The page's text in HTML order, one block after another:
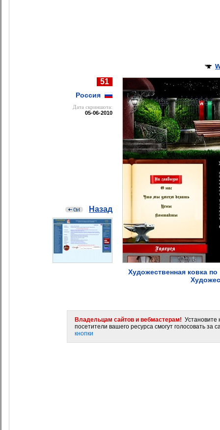
51
Россия
Дата cкриншота:
05-06-2010
Назад
Художественная ковка
Владельцам сайтов и вебмастерам! Установите
посетители вашего ресурса смогут голосовать за
кнопки